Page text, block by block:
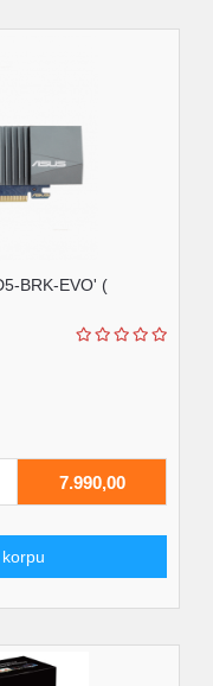
BRK-EVO' (
7.990,00
korpu